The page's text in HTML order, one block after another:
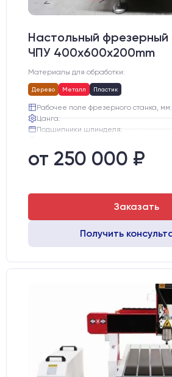
Настольный фрезерный
ЧПУ 400x600x200mm
Материалы для обработки:
Дерево Металл Пластик
Рабочее поле фрезерного станка, мм:
Цанга:
Подшипники шпинделя:
Стол:
Двигатели:
от 250 000 ₽
Заказать
Получить